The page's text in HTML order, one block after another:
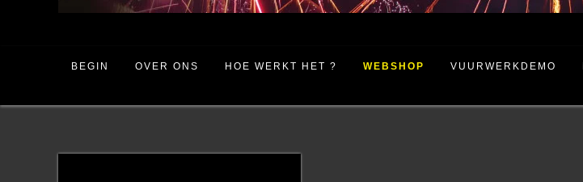
BEGIN OVER ONS HOE WERKT HET ? WEBSHOP VUURWERKDEMO